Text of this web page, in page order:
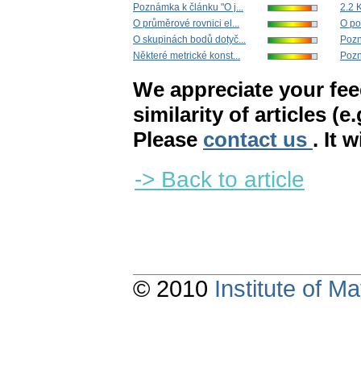
Poznámka k článku "O j...
O průměrové rovnici el...
O skupinách bodů dotyč...
Některé metrické konst...
2.2
O
We appreciate your
similarity of articles
Please contact us . It
-> Back to article
© 2010 Institute of